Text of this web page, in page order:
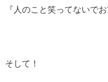
『人のこと笑ってないで
そして！